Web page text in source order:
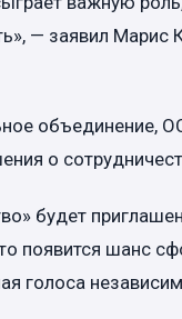
— заявил Марис
объединение,
о
будет
появится шанс
голоса